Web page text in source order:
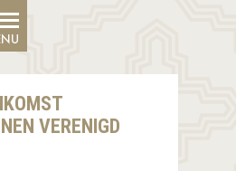
VERENIGD